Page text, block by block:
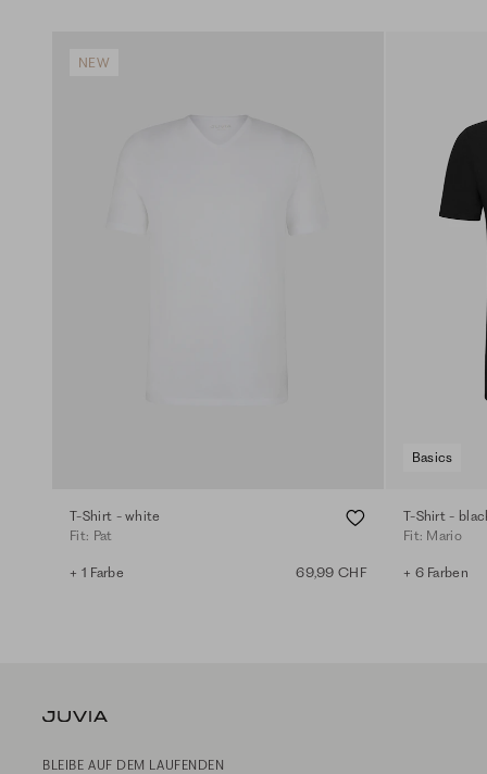
NEW
T-Shirt - white
Fit: Pat
+ 1 Farbe 69,99 CHF
Basics
T-Shirt -
Fit: Mario
+ 6 Farben
BLEIBE AUF DEM LAUFENDEN